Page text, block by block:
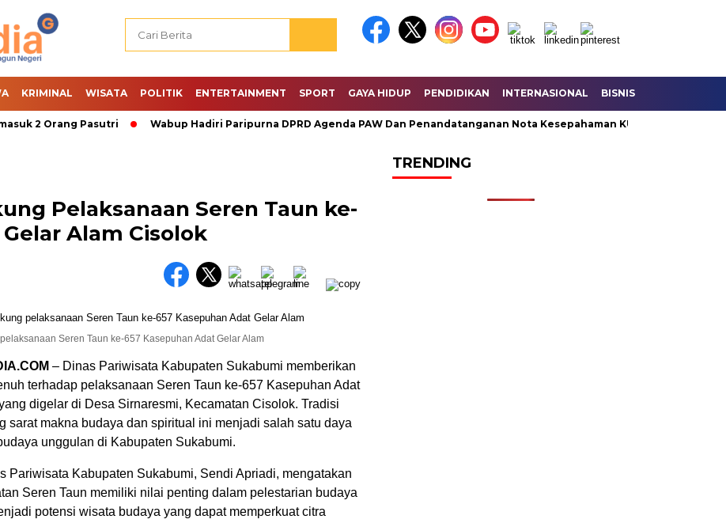
KRIMINAL WISATA POLITIK ENTERTAINMENT SPORT GAYA HIDUP PENDIDIKAN INTERNASIONAL BISNIS
2 Orang Pasutri Wabup Hadiri Paripurna DPRD Agenda PAW Dan Penandatanganan Nota Kesepahaman KUA – PPAS Perubahan
Pelaksanaan Seren Taun ke-
Alam Cisolok
Seren Taun ke-657 Kasepuhan Adat Gelar Alam
– Dinas Pariwisata Kabupaten Sukabumi memberikan
terhadap pelaksanaan Seren Taun ke-657 Kasepuhan Adat
digelar di Desa Sirnaresmi, Kecamatan Cisolok. Tradisi
sarat makna budaya dan spiritual ini menjadi salah satu daya
unggulan di Kabupaten Sukabumi.
Pariwisata Kabupaten Sukabumi, Sendi Apriadi, mengatakan
Seren Taun memiliki nilai penting dalam pelestarian budaya
potensi wisata budaya yang dapat memperkuat citra
TRENDING